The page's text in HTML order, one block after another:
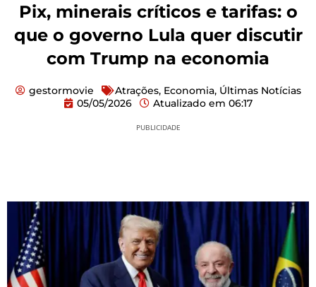
Pix, minerais críticos e tarifas: o
que o governo Lula quer discutir
com Trump na economia
gestormovie Atrações, Economia, Últimas Notícias
05/05/2026
Atualizado em 06:17
PUBLICIDADE